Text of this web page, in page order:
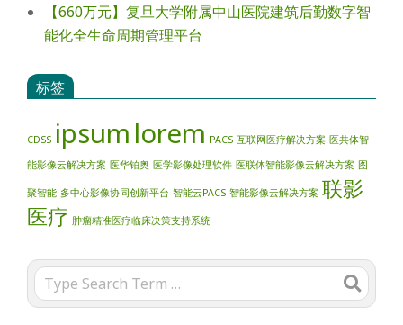
【660万元】复旦大学附属中山医院建筑后勤数字智
能化全生命周期管理平台
标签
CDSS ipsum lorem PACS 互联网医疗解决方案 医共体智
能影像云解决方案 医华铂奥 医学影像处理软件 医联体智能影像云解决方案 图
聚智能 多中心影像协同创新平台 智能云PACS 智能影像云解决方案 联影
医疗 肿瘤精准医疗临床决策支持系统
Search